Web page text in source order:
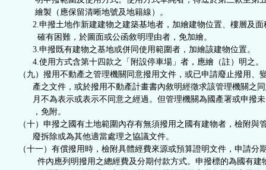
繪製（應保留清晰地號及地籍線）。
2.申撥土地作新建建物之建築基地者，加繪建物位置、樓層及面
確有困難，於圖面或公函敘明理由者，免加繪。
3.申撥既有建物之基地或併同使用範圍者，加繪該建物位置。
4.使用方式含第十四款之「附設停車場」者，應繪（註）明之。
（九）撥用不動產之管理機關同意撥用文件，或已申請廢止撥用、
產之文件，或於撥用不動產計畫書內敘明經徵求該管理機關之同
月不為表示或表示不同意之經過。但管理機關為國產署或申撥未
，免附。
（十）申撥之國有土地範圍內存有無須撥用之國有建物者，檢附與
廢拆除或為其他適當處理之協議文件。
（十一）有償撥用時，檢附具體經費來源或預算證明文件，申請分
件內應列明撥用之總經費及分期付款方式。申撥標的為國有建